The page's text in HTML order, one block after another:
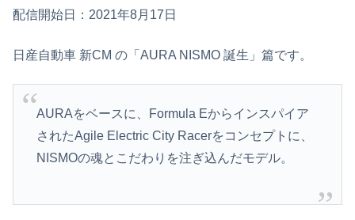
配信開始日：2021年8月17日
日産自動車 新CM の「AURA NISMO 誕生」篇です。
AURAをベースに、Formula Eからインスパイア
されたAgile Electric City Racerをコンセプトに、
NISMOの魂とこだわりを注ぎ込んだモデル。